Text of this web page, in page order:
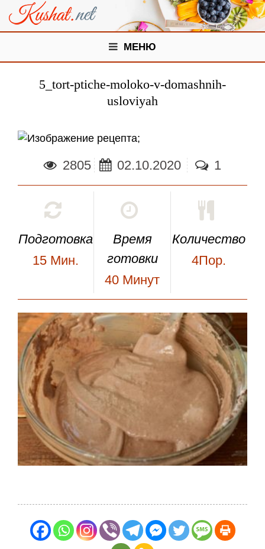
МЕНЮ
5_tort-ptiche-moloko-v-domashnih-
usloviyah
;
2805 02.10.2020 1
Подготовка
15 Мин.
Время
готовки
40 Минут
Количество
4Пор.